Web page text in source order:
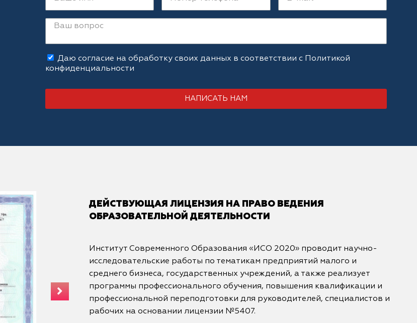
Даю согласие на обработку своих данных в соответствии с
Политикой
конфиденциальности
НАПИСАТЬ НАМ
ДЕЙСТВУЮЩАЯ ЛИЦЕНЗИЯ НА ПРАВО ВЕДЕНИЯ
ОБРАЗОВАТЕЛЬНОЙ ДЕЯТЕЛЬНОСТИ
Институт Современного Образования «ИСО 2020» проводит научно-
исследовательские работы по тематикам предприятий малого и
среднего бизнеса, государственных учреждений, а также реализует
программы профессионального обучения, повышения квалификации и
профессиональной переподготовки для руководителей, специалистов и
рабочих на основании лицензии №5407.